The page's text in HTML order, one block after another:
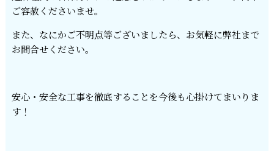
ご容赦くださいませ。
また、なにかご不明点等ございましたら、お気軽に弊社まで
お問合せください。
安心・安全な工事を徹底することを今後も心掛けてまいりま
す！